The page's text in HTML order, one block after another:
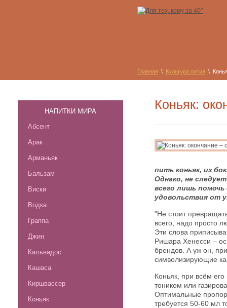
Главная \ Культура пития \
НАПИТКИ МИРА
Абсент
Арак
Арманьяк
Бальзам
Виски
Водка
Граппа
Джин
Кальвадос
Кашаса
Киршвассер
Коньяк
Коньяк:
пить коньяк, из
Однако, не
всего лишь
удовольствия от
"Не стоит
всего, надо просто
Эти слова
Ришара Хенесси –
брендов. А уж он,
символизирующие
Коньяк, при всём
тоником или
Оптимальные
требуется 50-60 мл